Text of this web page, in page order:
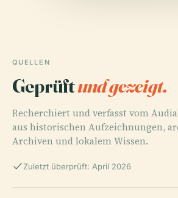
QUELLEN
Geprüftund gezeigt.
Recherchiert und verfasst vom
aus historischen Aufzeichnungen,
Archiven und lokalem Wissen.
Zuletzt überprüft: April 2026